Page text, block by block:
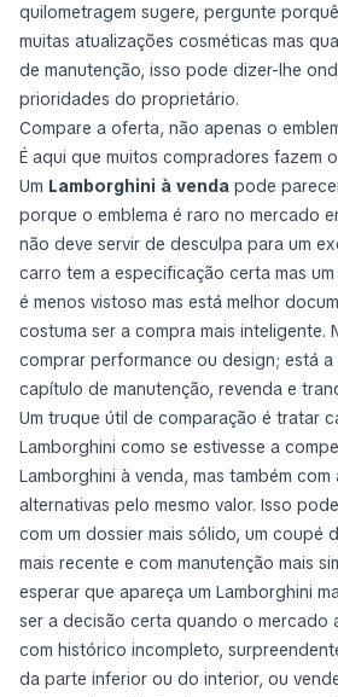
quilometragem sugere, pergunte
muitas atualizações cosméticas mas
de manutenção, isso pode dizer-lhe
prioridades do proprietário.
Compare a oferta, não apenas o
É aqui que muitos compradores fazem
Um Lamborghini à venda pode
porque o emblema é raro no mercado
não deve servir de desculpa para um
carro tem a especificação certa mas
é menos vistoso mas está melhor
costuma ser a compra mais inteligente.
comprar performance ou design; está
capítulo de manutenção, revenda e
Um truque útil de comparação é tratar
Lamborghini como se estivesse a
Lamborghini à venda, mas também com
alternativas pelo mesmo valor. Isso
com um dossier mais sólido, um coupé
mais recente e com manutenção mais
esperar que apareça um Lamborghini
ser a decisão certa quando o mercado
com histórico incompleto,
da parte inferior ou do interior, ou